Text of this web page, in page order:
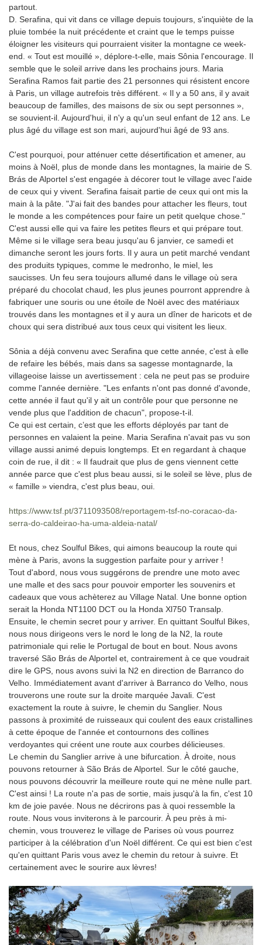
partout.
D. Serafina, qui vit dans ce village depuis toujours, s'inquiète de la
pluie tombée la nuit précédente et craint que le temps puisse
éloigner les visiteurs qui pourraient visiter la montagne ce week-
end. « Tout est mouillé », déplore-t-elle, mais Sônia l'encourage. Il
semble que le soleil arrive dans les prochains jours. Maria
Serafina Ramos fait partie des 21 personnes qui résistent encore
à Paris, un village autrefois très différent. « Il y a 50 ans, il y avait
beaucoup de familles, des maisons de six ou sept personnes »,
se souvient-il. Aujourd'hui, il n'y a qu'un seul enfant de 12 ans. Le
plus âgé du village est son mari, aujourd'hui âgé de 93 ans.
C'est pourquoi, pour atténuer cette désertification et amener, au
moins à Noël, plus de monde dans les montagnes, la mairie de S.
Brás de Alportel s'est engagée à décorer tout le village avec l'aide
de ceux qui y vivent. Serafina faisait partie de ceux qui ont mis la
main à la pâte. "J'ai fait des bandes pour attacher les fleurs, tout
le monde a les compétences pour faire un petit quelque chose."
C'est aussi elle qui va faire les petites fleurs et qui prépare tout.
Même si le village sera beau jusqu'au 6 janvier, ce samedi et
dimanche seront les jours forts. Il y aura un petit marché vendant
des produits typiques, comme le medronho, le miel, les
saucisses. Un feu sera toujours allumé dans le village où sera
préparé du chocolat chaud, les plus jeunes pourront apprendre à
fabriquer une souris ou une étoile de Noël avec des matériaux
trouvés dans les montagnes et il y aura un dîner de haricots et de
choux qui sera distribué aux tous ceux qui visitent les lieux.
Sônia a déjà convenu avec Serafina que cette année, c'est à elle
de refaire les bébés, mais dans sa sagesse montagnarde, la
villageoise laisse un avertissement : cela ne peut pas se produire
comme l'année dernière. "Les enfants n'ont pas donné d'avonde,
cette année il faut qu'il y ait un contrôle pour que personne ne
vende plus que l'addition de chacun", propose-t-il.
Ce qui est certain, c’est que les efforts déployés par tant de
personnes en valaient la peine. Maria Serafina n'avait pas vu son
village aussi animé depuis longtemps. Et en regardant à chaque
coin de rue, il dit : « Il faudrait que plus de gens viennent cette
année parce que c'est plus beau aussi, si le soleil se lève, plus de
« famille » viendra, c'est plus beau, oui.
https://www.tsf.pt/3711093508/reportagem-tsf-no-coracao-da-
serra-do-caldeirao-ha-uma-aldeia-natal/
Et nous, chez Soulful Bikes, qui aimons beaucoup la route qui
mène à Paris, avons la suggestion parfaite pour y arriver !
Tout d'abord, nous vous suggérons de prendre une moto avec
une malle et des sacs pour pouvoir emporter les souvenirs et
cadeaux que vous achèterez au Village Natal. Une bonne option
serait la Honda NT1100 DCT ou la Honda Xl750 Transalp.
Ensuite, le chemin secret pour y arriver. En quittant Soulful Bikes,
nous nous dirigeons vers le nord le long de la N2, la route
patrimoniale qui relie le Portugal de bout en bout. Nous avons
traversé São Brás de Alportel et, contrairement à ce que voudrait
dire le GPS, nous avons suivi la N2 en direction de Barranco do
Velho. Immédiatement avant d'arriver à Barranco do Velho, nous
trouverons une route sur la droite marquée Javali. C'est
exactement la route à suivre, le chemin du Sanglier. Nous
passons à proximité de ruisseaux qui coulent des eaux cristallines
à cette époque de l'année et contournons des collines
verdoyantes qui créent une route aux courbes délicieuses.
Le chemin du Sanglier arrive à une bifurcation. À droite, nous
pouvons retourner à São Brás de Alportel. Sur le côté gauche,
nous pouvons découvrir la meilleure route qui ne mène nulle part.
C'est ainsi ! La route n'a pas de sortie, mais jusqu'à la fin, c'est 10
km de joie pavée. Nous ne décrirons pas à quoi ressemble la
route. Nous vous inviterons à le parcourir. À peu près à mi-
chemin, vous trouverez le village de Parises où vous pourrez
participer à la célébration d'un Noël différent. Ce qui est bien c'est
qu'en quittant Paris vous avez le chemin du retour à suivre. Et
certainement avec le sourire aux lèvres!